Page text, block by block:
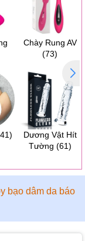
Chày Rung AV
(73)
Dương Vật Hít
Tường (61)
bạo dâm da báo